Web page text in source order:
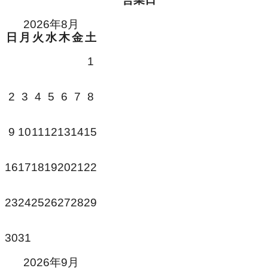
2026年8月
日 月 火 水木金 土
1
2 3 4 5 6 7 8
9 101112131415
16171819202122
23242526272829
3031
2026年9月